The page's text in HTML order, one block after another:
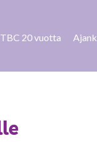
TBC 20 vuotta